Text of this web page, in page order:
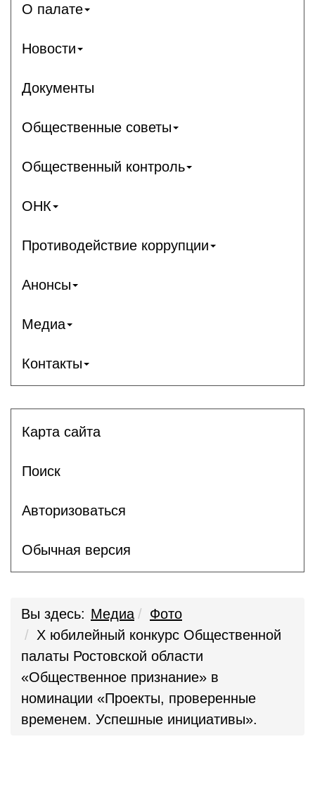
О палате
Новости
Документы
Общественные советы
Общественный контроль
ОНК
Противодействие коррупции
Анонсы
Медиа
Контакты
Карта сайта
Поиск
Авторизоваться
Обычная версия
Вы здесь: Медиа
Фото
Х юбилейный конкурс Общественной
палаты Ростовской области
«Общественное признание» в
номинации «Проекты, проверенные
временем. Успешные инициативы».